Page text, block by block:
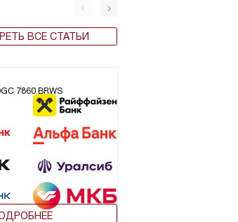
ВСЕ СТАТЬИ
7860 BRWS